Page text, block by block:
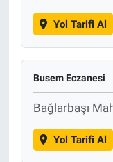
Yol Tarifi Al
Busem Eczanesi
Bağlarbaşı
Yol Tarifi Al